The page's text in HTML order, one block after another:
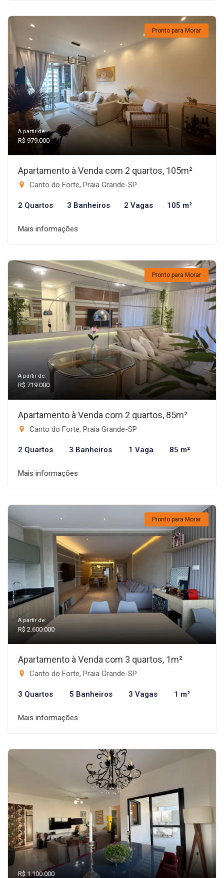
Pronto para Morar
A partir de:
R$ 979.000
Apartamento à Venda com 2 quartos, 105m²
Canto do Forte, Praia Grande-SP
2 Quartos 3 Banheiros 2 Vagas 105 m²
Mais informações
Pronto para Morar
A partir de:
R$ 719.000
Apartamento à Venda com 2 quartos, 85m²
Canto do Forte, Praia Grande-SP
2 Quartos 3 Banheiros 1 Vaga 85 m²
Mais informações
Pronto para Morar
A partir de:
R$ 2.600.000
Apartamento à Venda com 3 quartos, 1m²
Canto do Forte, Praia Grande-SP
3 Quartos 5 Banheiros 3 Vagas 1 m²
Mais informações
R$ 1.100.000